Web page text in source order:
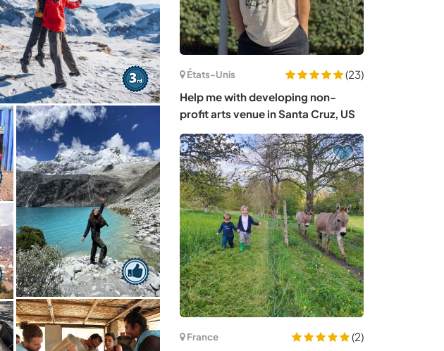
États-Unis
(23)
Help me with developing non-
profit arts venue in Santa Cruz, US
France
(2)